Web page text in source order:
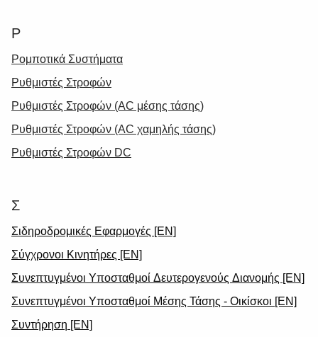
Ρ
Ρομποτικά Συστήματα
Ρυθμιστές Στροφών
Ρυθμιστές Στροφών (AC μέσης τάσης)
Ρυθμιστές Στροφών (ΑC χαμηλής τάσης)
Ρυθμιστές Στροφών DC
Σ
Σιδηροδρομικές Εφαρμογές [EN]
Σύγχρονοι Κινητήρες [EN]
Συνεπτυγμένοι Υποσταθμοί Δευτερογενούς Διανομής [EN]
Συνεπτυγμένοι Υποσταθμοί Μέσης Τάσης - Οικίσκοι [EN]
Συντήρηση [EN]